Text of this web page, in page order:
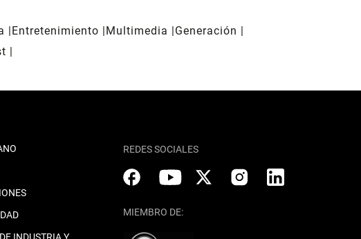
Entretenimiento Multimedia
Generación
REDES SOCIALES
MIEMBRO DE: